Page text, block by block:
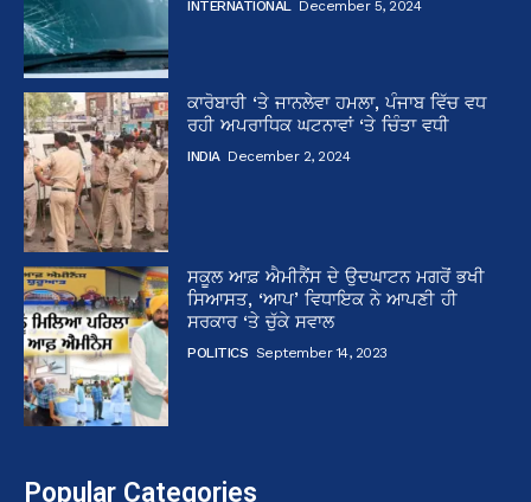
INTERNATIONAL December 5, 2024
ਕਾਰੋਬਾਰੀ ‘ਤੇ ਜਾਨਲੇਵਾ ਹਮਲਾ, ਪੰਜਾਬ ਵਿੱਚ ਵਧ
ਰਹੀ ਅਪਰਾਧਿਕ ਘਟਨਾਵਾਂ ‘ਤੇ ਚਿੰਤਾ ਵਧੀ
INDIA December 2, 2024
ਸਕੂਲ ਆਫ਼ ਐਮੀਨੈਂਸ ਦੇ ਉਦਘਾਟਨ ਮਗਰੋਂ ਭਖੀ
ਸਿਆਸਤ, ‘ਆਪ’ ਵਿਧਾਇਕ ਨੇ ਆਪਣੀ ਹੀ
ਸਰਕਾਰ ‘ਤੇ ਚੁੱਕੇ ਸਵਾਲ
POLITICS September 14, 2023
Popular Categories